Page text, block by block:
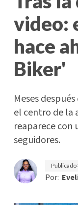
video:
hace
Biker'
Meses
el centro de la
reaparece con
seguidores.
Publicado
Por: